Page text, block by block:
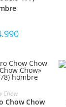
OPCIONES
Chow
Chow Chow